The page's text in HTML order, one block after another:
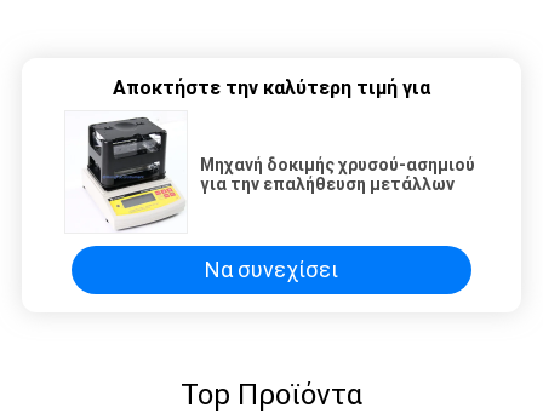
Αποκτήστε την καλύτερη τιμή για
Μηχανή δοκιμής χρυσού-ασημιού
για την επαλήθευση μετάλλων
Να συνεχίσει
Top Προϊόντα